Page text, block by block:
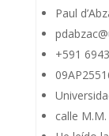
Paul
+591
calle